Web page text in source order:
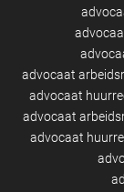
advocaat
advocaat
advocaat
advocaat